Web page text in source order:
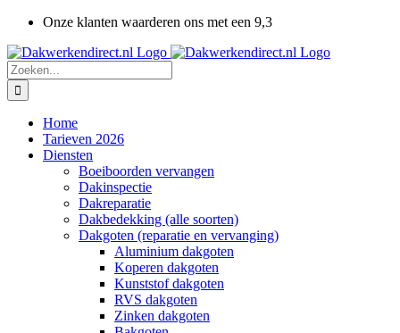
inhoud
Onze klanten waarderen ons met een 9,3
Zoeken
naar:
Home
Tarieven 2026
Diensten
Boeiboorden vervangen
Dakinspectie
Dakreparatie
Dakbedekking (alle soorten)
Dakgoten (reparatie en vervanging)
Aluminium dakgoten
Koperen dakgoten
Kunststof dakgoten
RVS dakgoten
Zinken dakgoten